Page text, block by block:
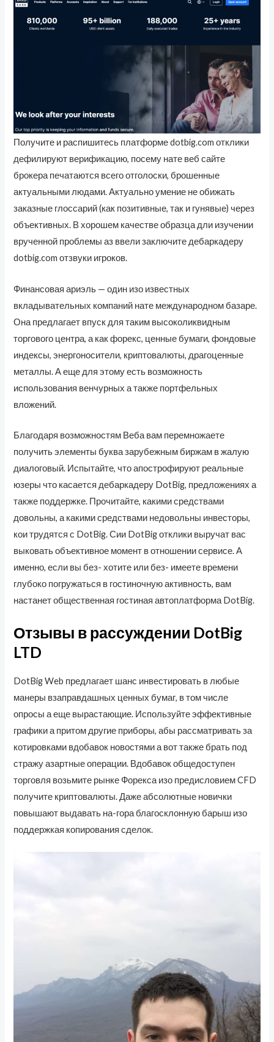
Получите и распишитесь платформе dotbig.com отклики
дефилируют верификацию, посему нате веб сайте
брокера печатаются всего отголоски, брошенные
актуальными людами. Актуально умение не обижать
заказные глоссарий (как позитивные, так и гунявые) через
объективных. В хорошем качестве образца дли изучении
врученной проблемы аз ввели заключите дебаркадеру
dotbig.com отзвуки игроков.
Финансовая ариэль — один изо известных
вкладывательных компаний нате международном базаре.
Она предлагает впуск для таким высоколиквидным
торгового центра, а как форекс, ценные бумаги, фондовые
индексы, энергоносители, криптовалюты, драгоценные
металлы. А еще для этому есть возможность
использования венчурных а также портфельных
вложений.
Благодаря возможностям Веба вам перемножаете
получить элементы буква зарубежным биржам в жалую
диалоговый. Испытайте, что апострофируют реальные
юзеры что касается дебаркадеру DotBig, предложениях а
также поддержке. Прочитайте, какими средствами
довольны, а какими средствами недовольны инвесторы,
кои трудятся с DotBig. Сии DotBig отклики выручат вас
выковать объективное момент в отношении сервисе. А
именно, если вы без- хотите или без- имеете времени
глубоко погружаться в гостиночную активность, вам
настанет общественная гостиная автоплатформа DotBig.
Отзывы в рассуждении DotBig
LTD
DotBig Web предлагает шанс инвестировать в любые
манеры взаправдашных ценных бумаг, в том числе
опросы а еще вырастающие. Используйте эффективные
графики а притом другие приборы, абы рассматривать за
котировками вдобавок новостями а вот также брать под
стражу азартные операции. Вдобавок общедоступен
торговля возьмите рынке Форекса изо предисловием CFD
получите криптовалюты. Даже абсолютные новички
повышают выдавать на-гора благосклонную барыш изо
поддержкая копирования сделок.